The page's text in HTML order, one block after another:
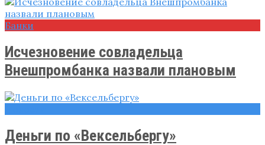
Банки
Исчезновение совладельца
Внешпромбанка назвали плановым
Деньги по «Вексельбергу»